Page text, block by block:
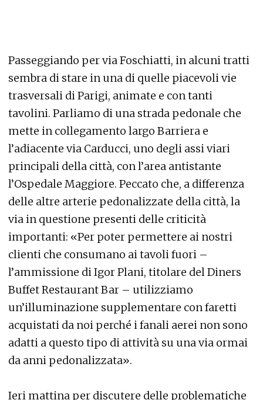
Passeggiando per via Foschiatti, in alcuni tratti
sembra di stare in una di quelle piacevoli vie
trasversali di Parigi, animate e con tanti
tavolini. Parliamo di una strada pedonale che
mette in collegamento largo Barriera e
l’adiacente via Carducci, uno degli assi viari
principali della città, con l’area antistante
l’Ospedale Maggiore. Peccato che, a differenza
delle altre arterie pedonalizzate della città, la
via in questione presenti delle criticità
importanti: «Per poter permettere ai nostri
clienti che consumano ai tavoli fuori –
l’ammissione di Igor Plani, titolare del Diners
Buffet Restaurant Bar – utilizziamo
un’illuminazione supplementare con faretti
acquistati da noi perché i fanali aerei non sono
adatti a questo tipo di attività su una via ormai
da anni pedonalizzata».
Ieri mattina per discutere delle problematiche